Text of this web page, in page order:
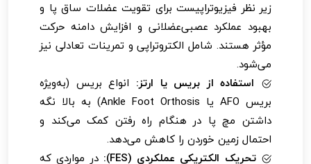
زیر نظر فیزیوتراپیست برای تقویت عضلات ساق پا و
بهبود عملکرد عصبی‌عضلانی و افزایش دامنه حرکت
مؤثر هستند. شامل الکتروتراپی و تمرینات تعادلی نیز
می‌شود.
استفاده از بریس یا ارتز: انواع بریس (به‌ویژه
بریس AFO یا Ankle Foot Orthosis) به بالا نگه
داشتن مچ پا در هنگام راه رفتن کمک می‌کند و
احتمال زمین خوردن را کاهش می‌دهد.
تحریک الکتریکی عملکردی (FES):
در مواردی که